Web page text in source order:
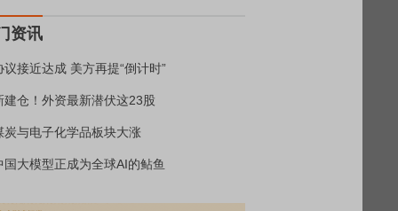
资讯
议接近达成 美方再提“倒计时”
建仓！外资最新潜伏这23股
炭与电子化学品板块大涨
国大模型正成为全球AI的鲇鱼